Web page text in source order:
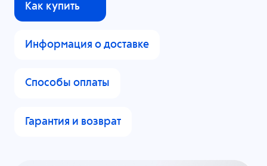
Как купить
Информация о доставке
Способы оплаты
Гарантия и возврат